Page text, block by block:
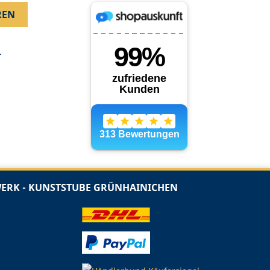
- KUNSTSTUBE GRÜNHAINICHEN